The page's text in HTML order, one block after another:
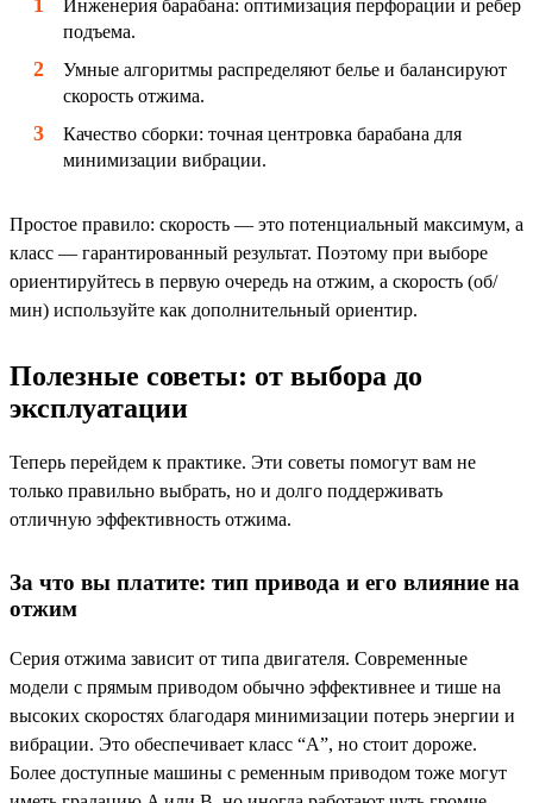
Инженерия барабана: оптимизация перфорации и ребер
подъема.
Умные алгоритмы распределяют белье и балансируют
скорость отжима.
Качество сборки: точная центровка барабана для
минимизации вибрации.
Простое правило: скорость — это потенциальный максимум, а
класс — гарантированный результат. Поэтому при выборе
ориентируйтесь в первую очередь на отжим, а скорость (об/
мин) используйте как дополнительный ориентир.
Полезные советы: от выбора до
эксплуатации
Теперь перейдем к практике. Эти советы помогут вам не
только правильно выбрать, но и долго поддерживать
отличную эффективность отжима.
За что вы платите: тип привода и его влияние на
отжим
Серия отжима зависит от типа двигателя. Современные
модели с прямым приводом обычно эффективнее и тише на
высоких скоростях благодаря минимизации потерь энергии и
вибрации. Это обеспечивает класс “А”, но стоит дороже.
Более доступные машины с ременным приводом тоже могут